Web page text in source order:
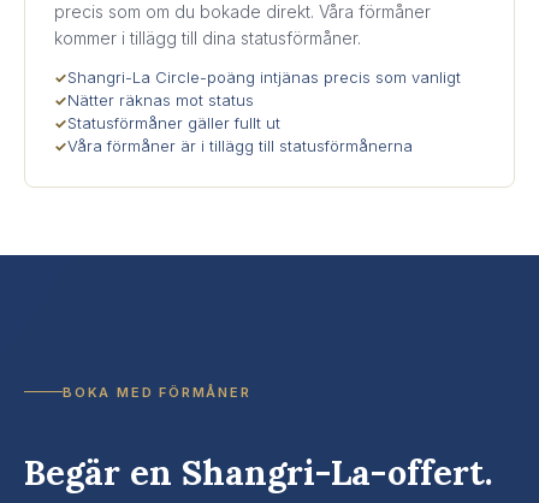
precis som om du bokade direkt. Våra förmåner
kommer i tillägg till dina statusförmåner.
✓Shangri-La Circle-poäng intjänas precis som vanligt
✓Nätter räknas mot status
✓Statusförmåner gäller fullt ut
✓Våra förmåner är i tillägg till statusförmånerna
BOKA MED FÖRMÅNER
Begär en Shangri-La-offert.